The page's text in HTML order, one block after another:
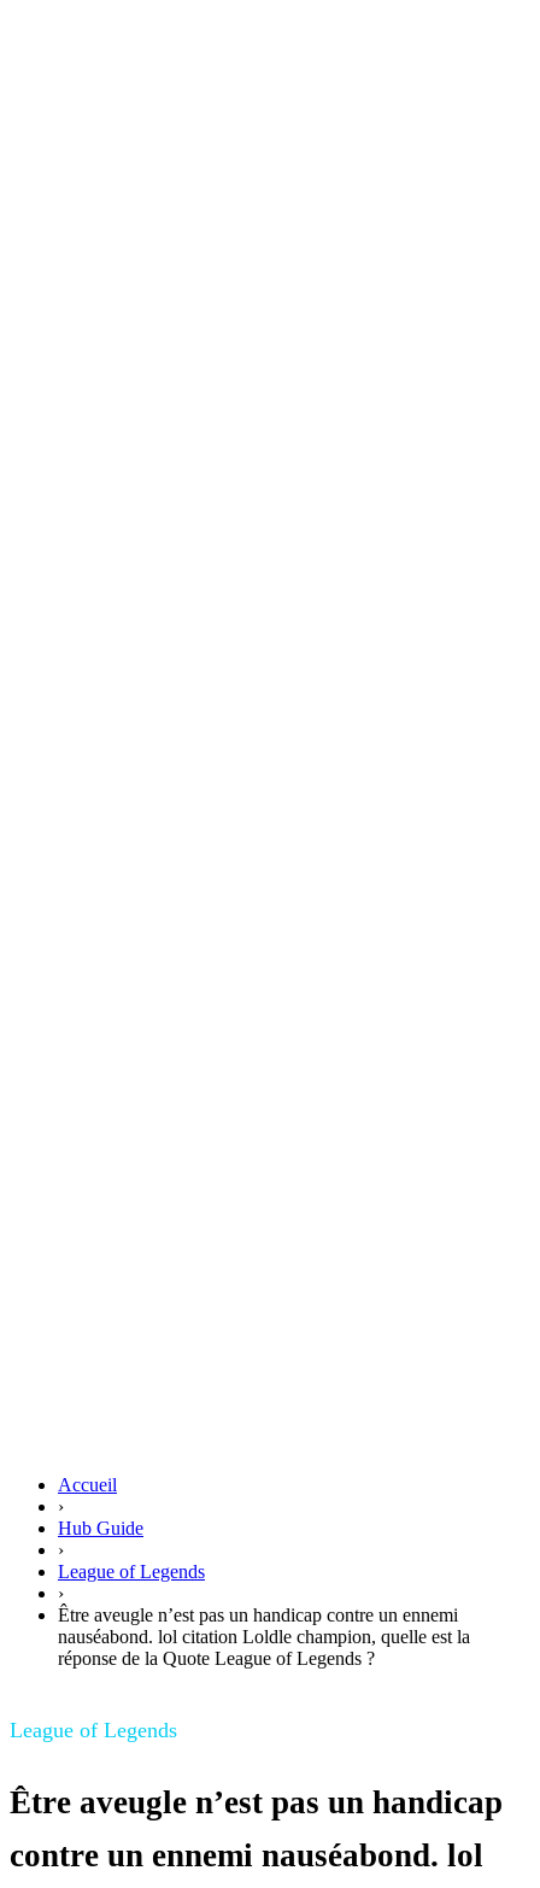
Accueil
›
Hub Guide
›
League of Legends
›
Être aveugle n’est pas un handicap contre un ennemi
nauséabond. lol citation Loldle champion, quelle est la
réponse de la Quote League of Legends ?
League of Legends
Être aveugle n’est pas un handicap
contre un ennemi nauséabond. lol